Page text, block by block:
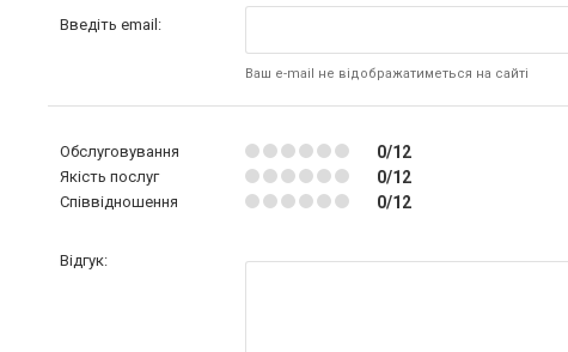
Введіть email:
Ваш e-mail не відображатиметься на сайті
Обслуговування 0/12
Якість послуг 0/12
Співвідношення 0/12
Відгук: